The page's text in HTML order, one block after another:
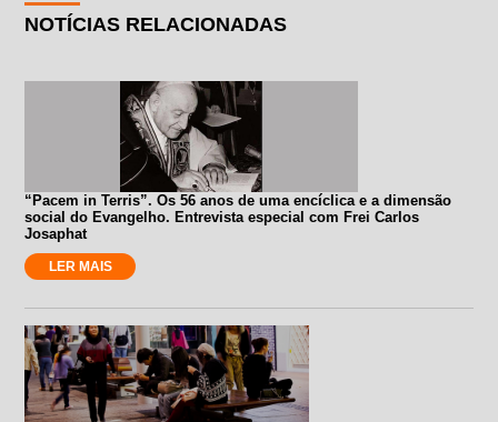
NOTÍCIAS RELACIONADAS
“Pacem in Terris”. Os 56 anos de uma encíclica e a dimensão
social do Evangelho. Entrevista especial com Frei Carlos
Josaphat
LER MAIS